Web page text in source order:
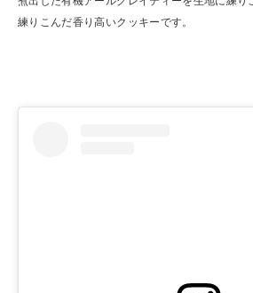
練りこんだ香り高いクッキーです。